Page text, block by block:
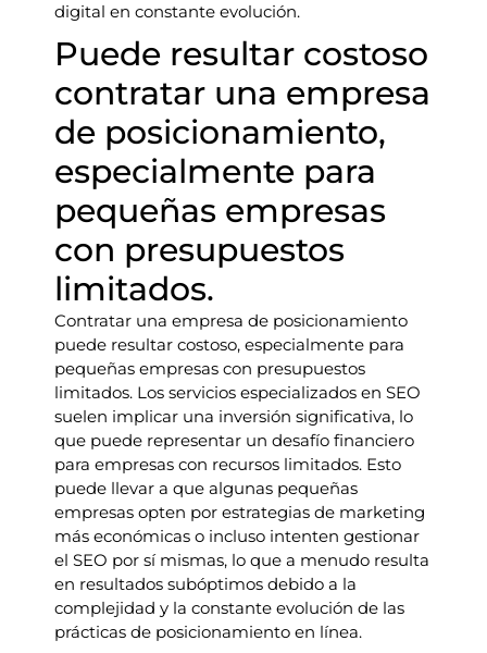
digital en constante evolución.
Puede resultar costoso
contratar una empresa
de posicionamiento,
especialmente para
pequeñas empresas
con presupuestos
limitados.
Contratar una empresa de posicionamiento
puede resultar costoso, especialmente para
pequeñas empresas con presupuestos
limitados. Los servicios especializados en SEO
suelen implicar una inversión significativa, lo
que puede representar un desafío financiero
para empresas con recursos limitados. Esto
puede llevar a que algunas pequeñas
empresas opten por estrategias de marketing
más económicas o incluso intenten gestionar
el SEO por sí mismas, lo que a menudo resulta
en resultados subóptimos debido a la
complejidad y la constante evolución de las
prácticas de posicionamiento en línea.